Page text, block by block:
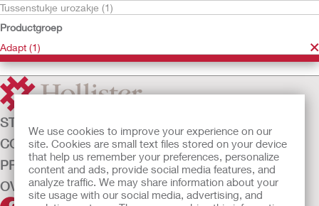
We use cookies to improve your experience on our
site. Cookies are small text files stored on your device
that help us remember your preferences, personalize
content and ads, provide social media features, and
analyze traffic. We may share information about your
site usage with our social media, advertising, and
Tussenstukje urozakje (1)
Productgroep
Adapt (1)
Probeer gratis
Adapt Pasta
STOMAZORG
CONTINENTIEZORG
PRODUCTEN
OVER ONS